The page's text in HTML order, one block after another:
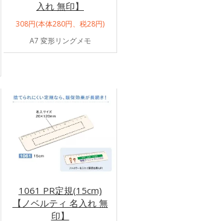
入れ 無印】
308円(本体280円、税28円)
A7 変形リングメモ
1061 PR定規(15cm)
【ノベルティ 名入れ 無
印】